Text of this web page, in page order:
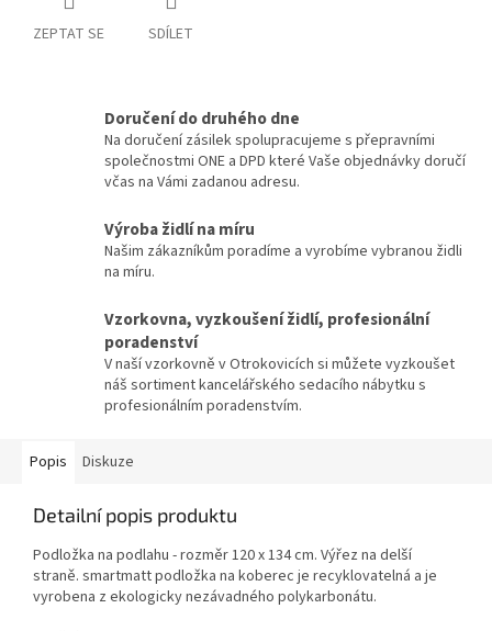
ZEPTAT SE SDÍLET
Doručení do druhého dne
Na doručení zásilek spolupracujeme s přepravními
společnostmi ONE a DPD které Vaše objednávky doručí
včas na Vámi zadanou adresu.
Výroba židlí na míru
Našim zákazníkům poradíme a vyrobíme vybranou židli
na míru.
Vzorkovna, vyzkoušení židlí, profesionální
poradenství
V naší vzorkovně v Otrokovicích si můžete vyzkoušet
náš sortiment kancelářského sedacího nábytku s
profesionálním poradenstvím.
Popis Diskuze
Detailní popis produktu
Podložka na podlahu - rozměr 120 x 134 cm. Výřez na delší
straně. smartmatt podložka na koberec je recyklovatelná a je
vyrobena z ekologicky nezávadného polykarbonátu.